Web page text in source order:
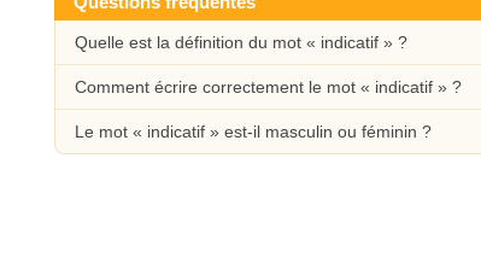
Quelle est la définition du mot « indicatif » ?
Comment écrire correctement le mot « indicatif » ?
Le mot « indicatif » est-il masculin ou féminin ?